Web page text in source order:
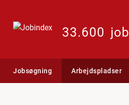
33.600
Jobsøgning Arbejdspladser